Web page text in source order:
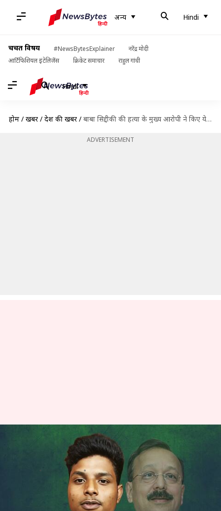
अन्य Hindi
चर्चित विषय #NewsBytesExplainer
नरेंद्र मोदी
आर्टिफिशियल इंटेलिजेंस
क्रिकेट समाचार राहुल गांधी
Hindi
होम / खबरें / देश की खबरें / बाबा सिद्दीकी की हत्या के मुख्य आरोपी ने किए ये बड़े खुलासे
ADVERTISEMENT
बाबा सिद्दीकी की हत्या के मुख्य
आरोपी ने किए ये बड़े खुलासे
Nov 12, 2024 10:19 am